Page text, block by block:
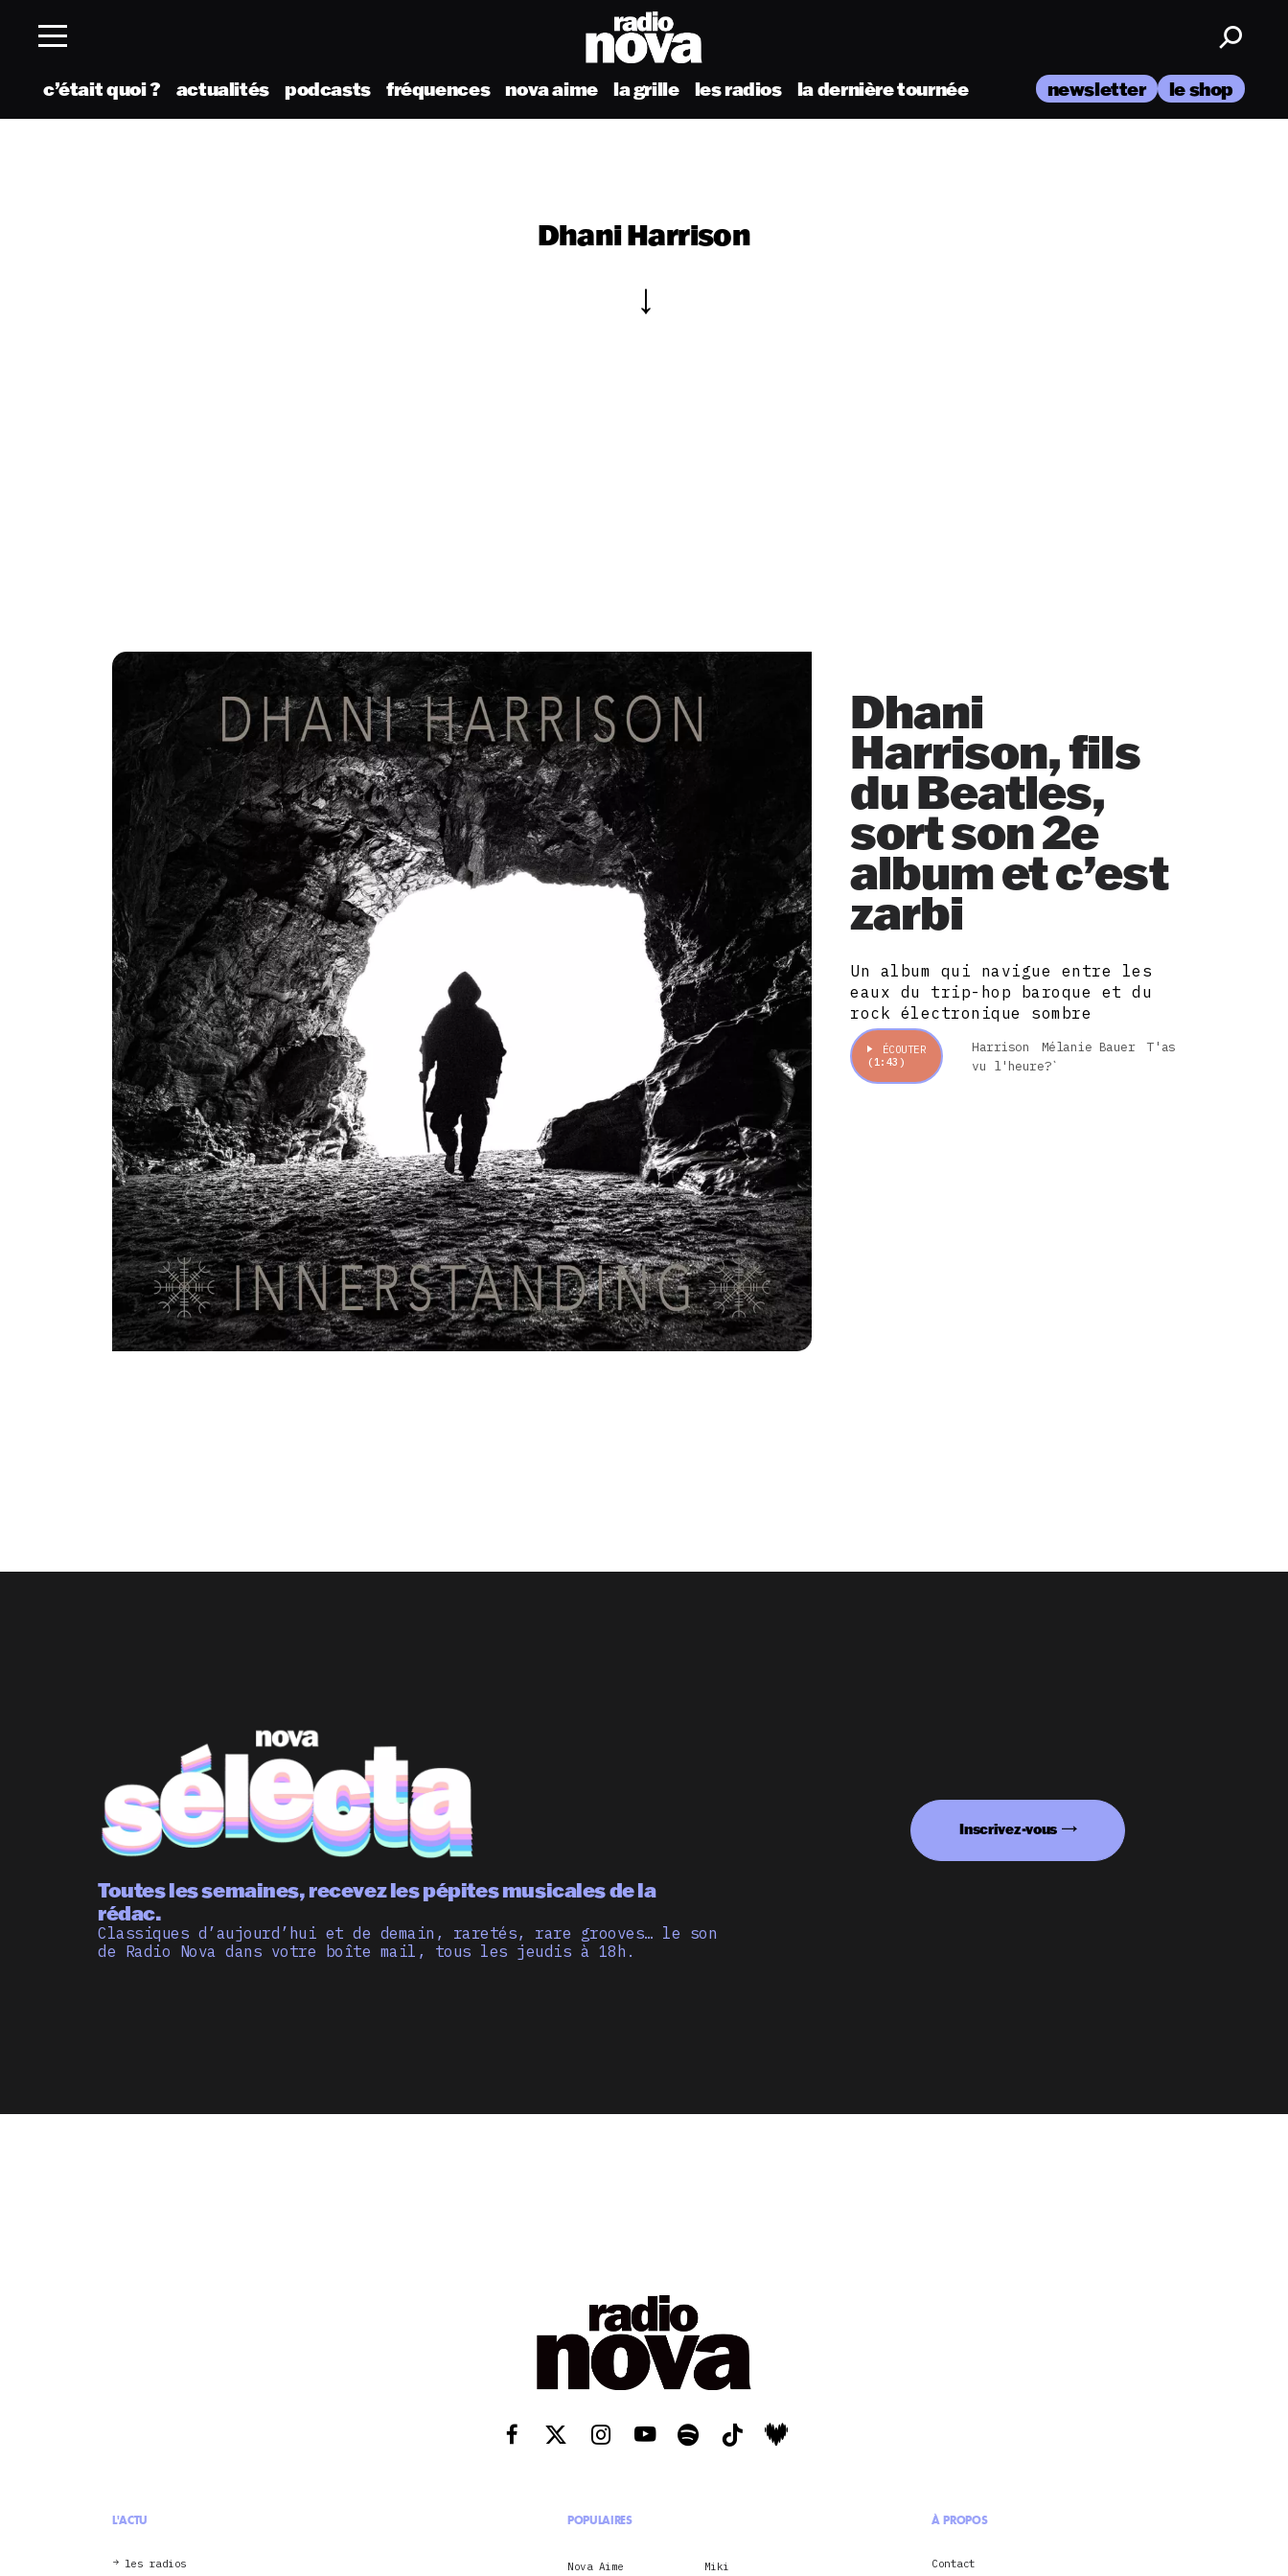
c’était quoi ? actualités podcasts fréquences nova aime la grille les radios la dernière tournée newsletter le shop
Dhani Harrison
Dhani
Harrison, fils
du Beatles,
sort son 2e
album et c’est
zarbi
Un album qui navigue entre les
eaux du trip-hop baroque et du
rock électronique sombre
ÉCOUTER
(1:43)
Harrison Mélanie Bauer
T'as
vu l'heure?`
Toutes les semaines, recevez les pépites musicales de la
rédac.
Classiques d’aujourd’hui et de demain, raretés, rare grooves… le son
de Radio Nova dans votre boîte mail, tous les jeudis à 18h.
Inscrivez-vous
L'ACTU
les radios
POPULAIRES
Nova Aime Miki
À PROPOS
Contact